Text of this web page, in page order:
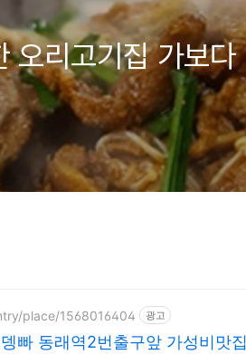
오리고기집 가보다
place/1568016404 광고
빠 동래역2번출구앞 가성비맛집